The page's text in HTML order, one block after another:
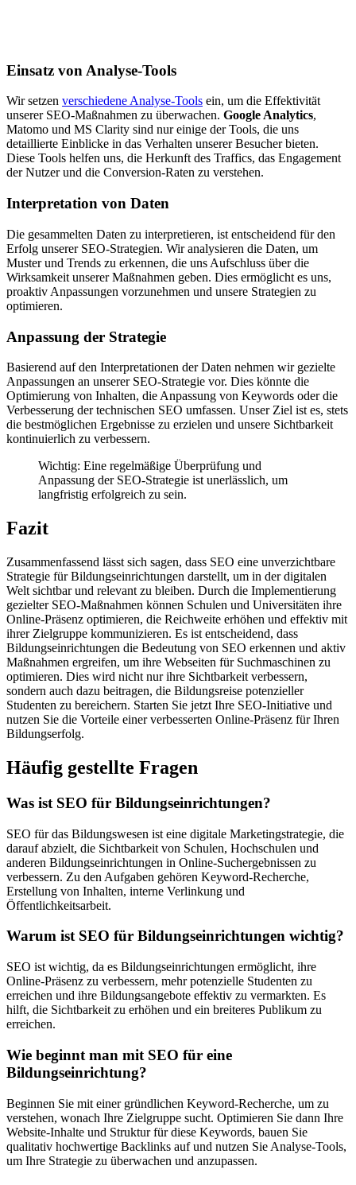
Einsatz von Analyse-Tools
Wir setzen verschiedene Analyse-Tools ein, um die Effektivität
unserer SEO-Maßnahmen zu überwachen. Google Analytics,
Matomo und MS Clarity sind nur einige der Tools, die uns
detaillierte Einblicke in das Verhalten unserer Besucher bieten.
Diese Tools helfen uns, die Herkunft des Traffics, das Engagement
der Nutzer und die Conversion-Raten zu verstehen.
Interpretation von Daten
Die gesammelten Daten zu interpretieren, ist entscheidend für den
Erfolg unserer SEO-Strategien. Wir analysieren die Daten, um
Muster und Trends zu erkennen, die uns Aufschluss über die
Wirksamkeit unserer Maßnahmen geben. Dies ermöglicht es uns,
proaktiv Anpassungen vorzunehmen und unsere Strategien zu
optimieren.
Anpassung der Strategie
Basierend auf den Interpretationen der Daten nehmen wir gezielte
Anpassungen an unserer SEO-Strategie vor. Dies könnte die
Optimierung von Inhalten, die Anpassung von Keywords oder die
Verbesserung der technischen SEO umfassen. Unser Ziel ist es, stets
die bestmöglichen Ergebnisse zu erzielen und unsere Sichtbarkeit
kontinuierlich zu verbessern.
Wichtig: Eine regelmäßige Überprüfung und
Anpassung der SEO-Strategie ist unerlässlich, um
langfristig erfolgreich zu sein.
Fazit
Zusammenfassend lässt sich sagen, dass SEO eine unverzichtbare
Strategie für Bildungseinrichtungen darstellt, um in der digitalen
Welt sichtbar und relevant zu bleiben. Durch die Implementierung
gezielter SEO-Maßnahmen können Schulen und Universitäten ihre
Online-Präsenz optimieren, die Reichweite erhöhen und effektiv mit
ihrer Zielgruppe kommunizieren. Es ist entscheidend, dass
Bildungseinrichtungen die Bedeutung von SEO erkennen und aktiv
Maßnahmen ergreifen, um ihre Webseiten für Suchmaschinen zu
optimieren. Dies wird nicht nur ihre Sichtbarkeit verbessern,
sondern auch dazu beitragen, die Bildungsreise potenzieller
Studenten zu bereichern. Starten Sie jetzt Ihre SEO-Initiative und
nutzen Sie die Vorteile einer verbesserten Online-Präsenz für Ihren
Bildungserfolg.
Häufig gestellte Fragen
Was ist SEO für Bildungseinrichtungen?
SEO für das Bildungswesen ist eine digitale Marketingstrategie, die
darauf abzielt, die Sichtbarkeit von Schulen, Hochschulen und
anderen Bildungseinrichtungen in Online-Suchergebnissen zu
verbessern. Zu den Aufgaben gehören Keyword-Recherche,
Erstellung von Inhalten, interne Verlinkung und
Öffentlichkeitsarbeit.
Warum ist SEO für Bildungseinrichtungen wichtig?
SEO ist wichtig, da es Bildungseinrichtungen ermöglicht, ihre
Online-Präsenz zu verbessern, mehr potenzielle Studenten zu
erreichen und ihre Bildungsangebote effektiv zu vermarkten. Es
hilft, die Sichtbarkeit zu erhöhen und ein breiteres Publikum zu
erreichen.
Wie beginnt man mit SEO für eine
Bildungseinrichtung?
Beginnen Sie mit einer gründlichen Keyword-Recherche, um zu
verstehen, wonach Ihre Zielgruppe sucht. Optimieren Sie dann Ihre
Website-Inhalte und Struktur für diese Keywords, bauen Sie
qualitativ hochwertige Backlinks auf und nutzen Sie Analyse-Tools,
um Ihre Strategie zu überwachen und anzupassen.